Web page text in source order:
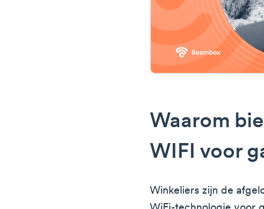
Waarom
WIFI voor
Winkeliers zijn de